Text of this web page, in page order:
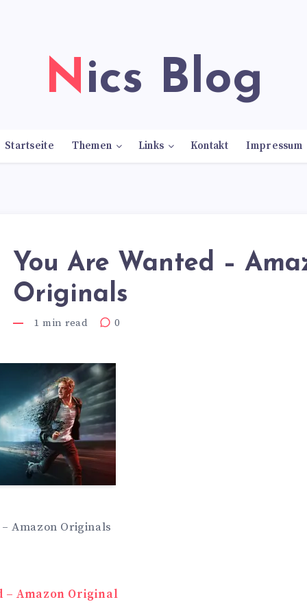
Nics Blog
Startseite Themen Links Kontakt Impressum
You Are Wanted –
Originals
1 min read 0
Amazon Originals
– Amazon Original